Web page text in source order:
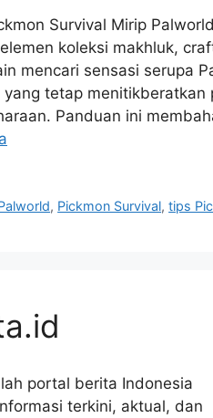
Survival Mirip
koleksi makhluk,
mencari sensasi serupa
yang tetap
Panduan ini
, Pickmon Survival,tips
portal berita Indonesia
terkini, aktual, dan